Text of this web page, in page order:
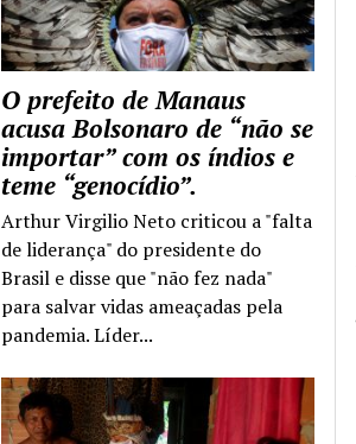
O prefeito de Manaus
acusa Bolsonaro de “não se
importar” com os índios e
teme “genocídio”.
Arthur Virgilio Neto criticou a "falta
de liderança" do presidente do
Brasil e disse que "não fez nada"
para salvar vidas ameaçadas pela
pandemia. Líder...